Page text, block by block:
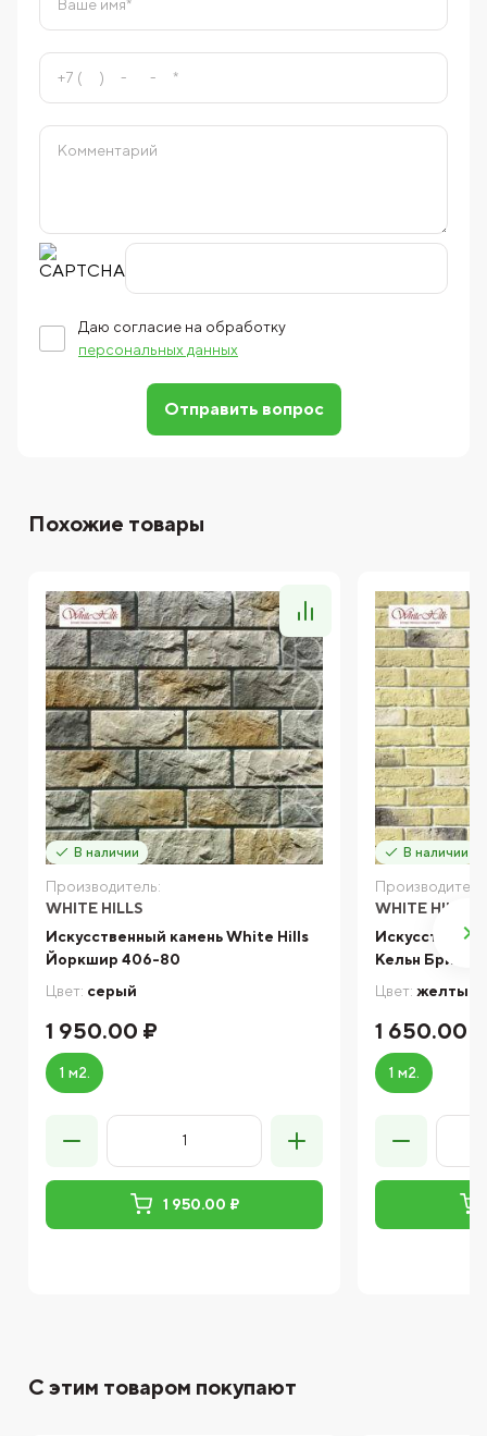
Даю согласие на обработку
персональных данных
Отправить вопрос
Похожие товары
В наличии
Производитель:
WHITE HILLS
Искусственный камень White Hills
Йоркшир 406-80
Цвет: серый
1 950.00 ₽
1 м2.
1 950.00 ₽
В наличии
WHITE HILLS
Кельн Брик
Цвет: желтый
1 650.00 ₽
1 м2.
С этим товаром покупают